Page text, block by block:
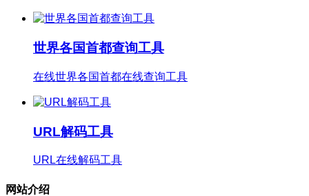
世界各国首都查询工具
在线世界各国首都在线查询工具
URL解码工具
URL在线解码工具
网站介绍